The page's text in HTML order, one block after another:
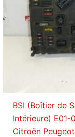
BSI (Boîtier de
Intérieure) E01-
Citroën